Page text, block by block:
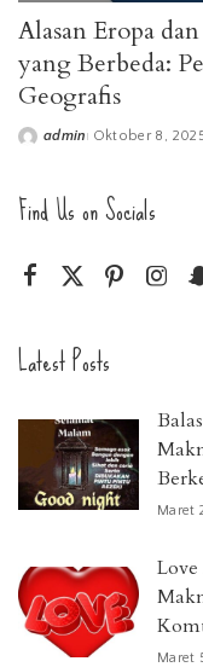
Alasan Eropa
yang Berbeda:
Geografis
Posted
admin Oktober 8,
Find Us on Socials
Latest Posts
Maret
Maret